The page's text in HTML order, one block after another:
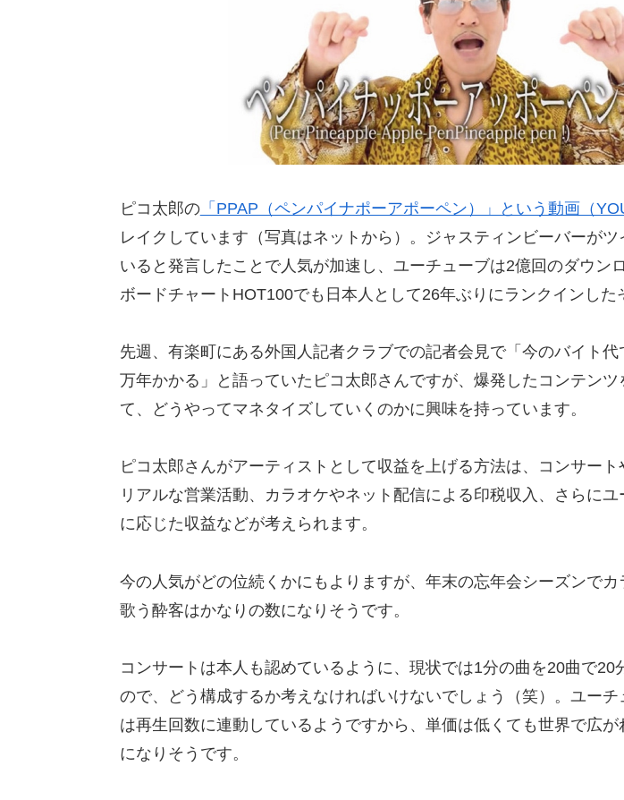
ピコ太郎の「PPAP（ペンパイナポーアポーペン）」という動画（
レイクしています（写真はネットから）。ジャスティンビーバーが
いると発言したことで人気が加速し、ユーチューブは2億回のダウン
ボードチャートHOT100でも日本人として26年ぶりにランクインした
先週、有楽町にある外国人記者クラブでの記者会見で「今のバイト
万年かかる」と語っていたピコ太郎さんですが、爆発したコンテンツ
て、どうやってマネタイズしていくのかに興味を持っています。
ピコ太郎さんがアーティストとして収益を上げる方法は、コンサー
リアルな営業活動、カラオケやネット配信による印税収入、さらに
に応じた収益などが考えられます。
今の人気がどの位続くかにもよりますが、年末の忘年会シーズンでカ
歌う酔客はかなりの数になりそうです。
コンサートは本人も認めているように、現状では1分の曲を20曲で20
ので、どう構成するか考えなければいけないでしょう（笑）。ユー
は再生回数に連動しているようですから、単価は低くても世界で広が
になりそうです。